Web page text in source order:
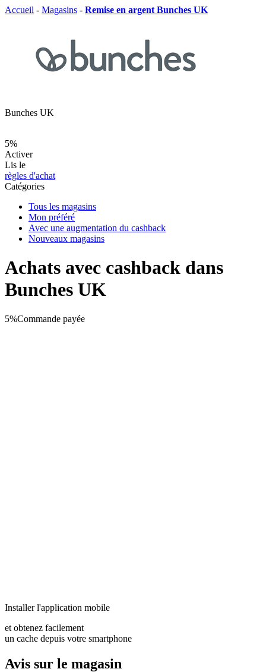
Accueil - Magasins - Remise en argent Bunches UK
Bunches UK
5%
Activer
Lis le
règles d'achat
Catégories
Tous les magasins
Mon préféré
Avec une augmentation du cashback
Nouveaux magasins
Achats avec cashback dans
Bunches UK
5%Commande payée
Installer l'application mobile
et obtenez facilement
un cache depuis votre smartphone
Avis sur le magasin